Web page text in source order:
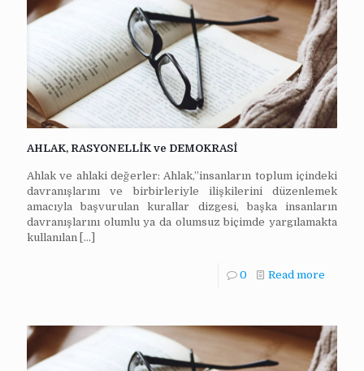
AHLAK, RASYONELLİK ve DEMOKRASİ
Ahlak ve ahlaki değerler: Ahlak,”insanların toplum içindeki
davranışlarını ve birbirleriyle ilişkilerini düzenlemek
amacıyla başvurulan kurallar dizgesi, başka insanların
davranışlarını olumlu ya da olumsuz biçimde yargılamakta
kullanılan […]
0 Read more